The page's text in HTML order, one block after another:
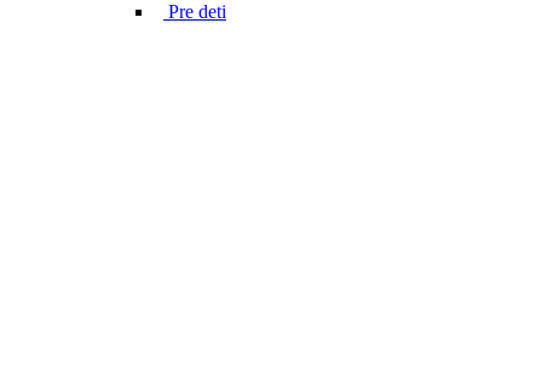
Pre deti